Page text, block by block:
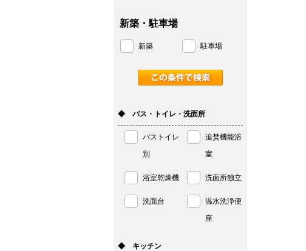
新築・駐車場
新築 駐車場
◆ バス・トイレ・洗面所
バストイレ
別
追焚機能浴
室
浴室乾燥機 洗面所独立
洗面台
温水洗浄便
座
◆ キッチン